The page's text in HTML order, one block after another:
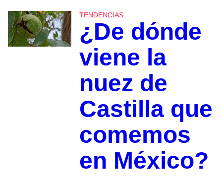
TENDENCIAS
¿De dónde
viene la
nuez de
Castilla que
comemos
en México?